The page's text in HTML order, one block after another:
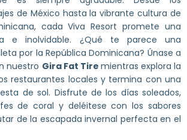
de México hasta la vibrante cultura de
cada Viva Resort promete una
e inolvidable. ¿Qué te parece una
por la República Dominicana? Únase a
nuestro Gira Fat Tire mientras explora la
restaurantes locales y termina con una
de sol. Disfrute de los días soleados,
de coral y deléitese con los sabores
de la escapada invernal perfecta en el